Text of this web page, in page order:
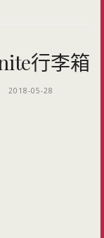
行李箱
2018-05-28